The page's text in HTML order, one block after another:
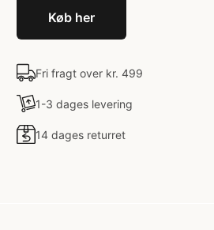
Køb her
Fri fragt over kr. 499
1-3 dages levering
14 dages returret